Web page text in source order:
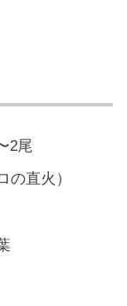
2尾
の直火）